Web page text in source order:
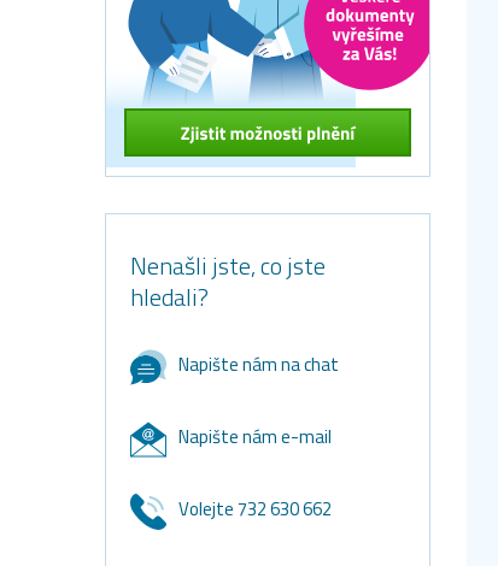
Nenašli jste, co jste
hledali?
Napište nám na chat
Napište nám e-mail
Volejte 732 630 662